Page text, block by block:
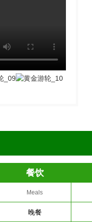
餐饮
Meals
晚餐